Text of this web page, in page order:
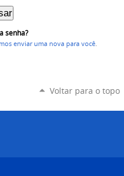
senha?
enviar uma nova para você
Voltar para o topo